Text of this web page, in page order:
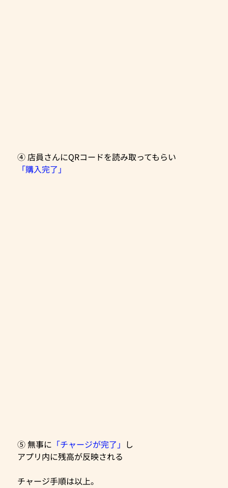
④ 店員さんにQRコードを読み取ってもらい
「購入完了」
⑤ 無事に 「チャージが完了」 し
アプリ内に残高が反映される
チャージ手順は以上。